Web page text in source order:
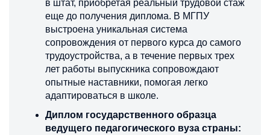
в штат, приобретая реальный трудовой стаж
еще до получения диплома. В МГПУ
выстроена уникальная система
сопровождения от первого курса до самого
трудоустройства, а в течение первых трех
лет работы выпускника сопровождают
опытные наставники, помогая легко
адаптироваться в школе.
Диплом государственного образца
ведущего педагогического вуза страны: